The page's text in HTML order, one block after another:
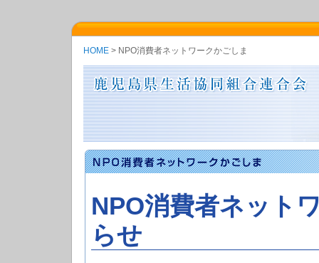
HOME > NPO消費者ネットワークかごしま
NPO消費者ネット
らせ